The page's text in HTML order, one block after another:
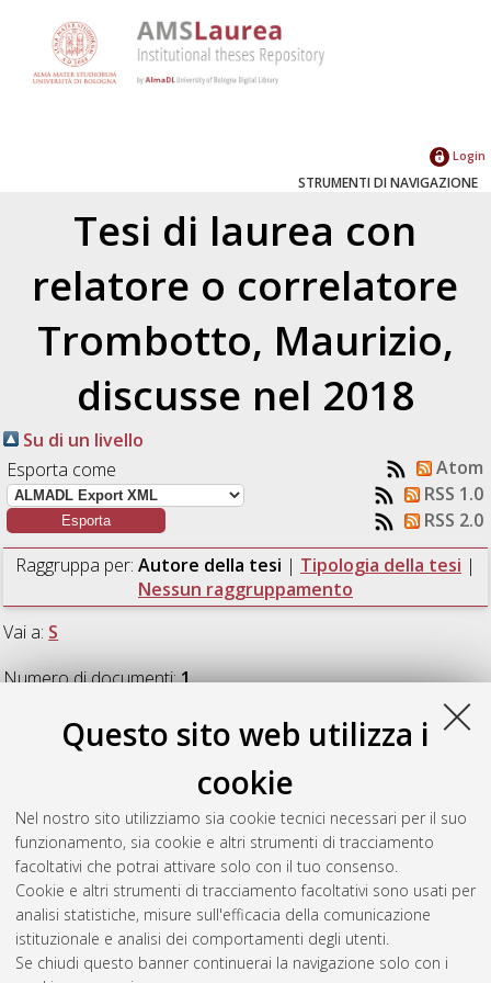
Questo sito web utilizza i
cookie
Nel nostro sito utilizziamo sia cookie tecnici necessari per il suo
funzionamento, sia cookie e altri strumenti di tracciamento
facoltativi che potrai attivare solo con il tuo consenso.
Cookie e altri strumenti di tracciamento facoltativi sono usati per
analisi statistiche, misure sull'efficacia della comunicazione
istituzionale e analisi dei comportamenti degli utenti.
Se chiudi questo banner continuerai la navigazione solo con i
Login
STRUMENTI DI NAVIGAZIONE
Tesi di laurea con
relatore o correlatore
Trombotto, Maurizio,
discusse nel 2018
Su di un livello
Esporta come
Atom
RSS 1.0
RSS 2.0
Raggruppa per: Autore della tesi | Tipologia della tesi |
Nessun raggruppamento
Vai a: S
Numero di documenti:1.
dell'intervento di rifunzionalizzazione dell'ex Merlettificio Türck
a Pinerolo (TO).[Laurea magistrale], Università di Bologna,
Corso di Studio inIngegneria dei processi e dei sistemi edilizi
[LM-DM270], Documento full-text non disponibile
Questa lista e' stata generata ilFri Aug 7 02:35:41 2026 CEST